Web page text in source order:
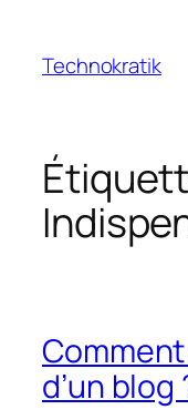
contenu
Technokratik
d’un blog